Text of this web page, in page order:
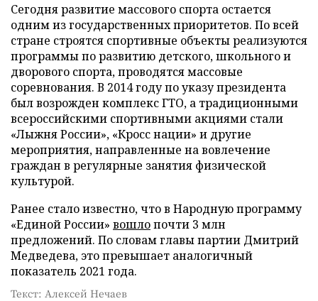
Сегодня развитие массового спорта остается
одним из государственных приоритетов. По всей
стране строятся спортивные объекты реализуются
программы по развитию детского, школьного и
дворового спорта, проводятся массовые
соревнования. В 2014 году по указу президента
был возрожден комплекс ГТО, а традиционными
всероссийскими спортивными акциями стали
«Лыжня России», «Кросс нации» и другие
мероприятия, направленные на вовлечение
граждан в регулярные занятия физической
культурой.
Ранее стало известно, что в Народную программу
«Единой России» вошлопочти 3 млн
предложений. По словам главы партии Дмитрий
Медведева, это превышает аналогичный
показатель 2021 года.
Текст: Алексей Нечаев